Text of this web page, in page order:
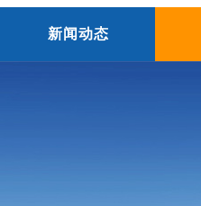
新闻动态